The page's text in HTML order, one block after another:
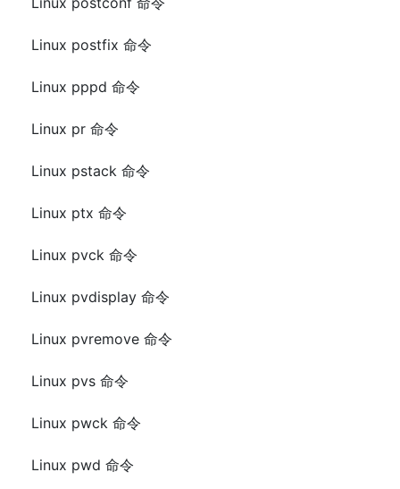
Linux postfix 命令
Linux pppd 命令
Linux pr 命令
Linux pstack 命令
Linux ptx 命令
Linux pvck 命令
Linux pvdisplay 命令
Linux pvremove 命令
Linux pvs 命令
Linux pwck 命令
Linux pwd 命令